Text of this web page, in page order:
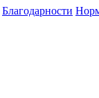
Благодарности